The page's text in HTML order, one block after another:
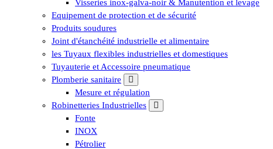
Visseries inox-galva-noir & Manutention et levage
Equipement de protection et de sécurité
Produits soudures
Joint d'étanchéité industrielle et alimentaire
les Tuyaux flexibles industrielles et domestiques
Tuyauterie et Accessoire pneumatique
Plomberie sanitaire
Mesure et régulation
Robinetteries Industrielles
Fonte
INOX
Pétrolier